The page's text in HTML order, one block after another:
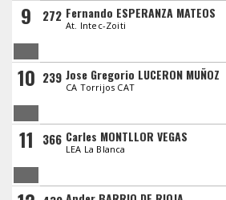
9 272 Fernando ESPERANZA MATEOS
At. Intec-Zoiti
10 239 Jose Gregorio LUCERON MUÑOZ
CA Torrijos CAT
11 366 Carles MONTLLOR VEGAS
LEA La Blanca